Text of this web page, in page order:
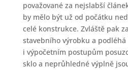
považované za nejslabší
by mělo být už od počátku
celé konstrukce. Zvláště pak
stavebního výrobku a
i výpočetním postupům
sklo a neprůhledné výplně